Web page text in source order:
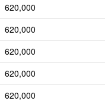
620,000
620,000
620,000
620,000
620,000